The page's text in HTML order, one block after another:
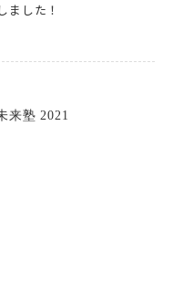
ました！